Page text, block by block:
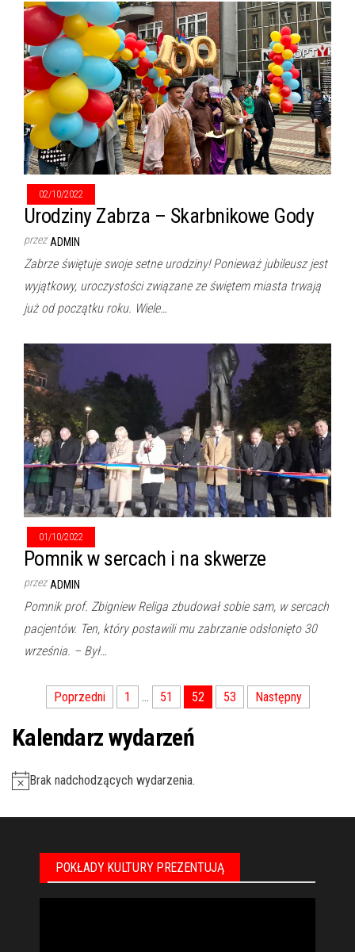
02/10/2022
Urodziny Zabrza – Skarbnikowe Gody
przez ADMIN
Zabrze świętuje swoje setne urodziny! Ponieważ jubileusz jest
wyjątkowy, uroczystości związane ze świętem miasta trwają
już od początku roku. Wiele…
01/10/2022
Pomnik w sercach i na skwerze
przez ADMIN
Pomnik prof. Zbigniew Religa zbudował sobie sam, w sercach
pacjentów. Ten, który postawili mu zabrzanie odsłonięto 30
września. – Był…
Nawigacja
po
wpisach
Poprzedni 1 … 51 52 53 Następny
Kalendarz wydarzeń
Brak nadchodzących wydarzenia.
POKŁADY KULTURY PREZENTUJĄ